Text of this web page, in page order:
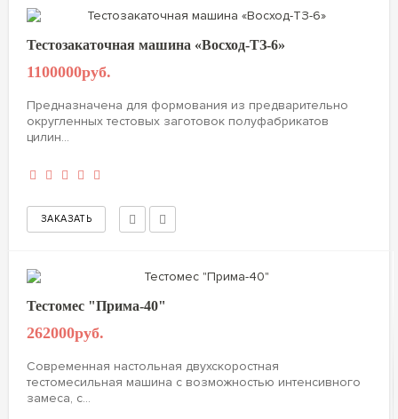
Тестозакаточная машина «Восход-ТЗ-6»
1100000руб.
Предназначена для формования из предварительно
округленных тестовых заготовок полуфабрикатов
цилин...
Тестомес "Прима-40"
262000руб.
Современная настольная двухскоростная
тестомесильная машина с возможностью интенсивного
замеса, с...